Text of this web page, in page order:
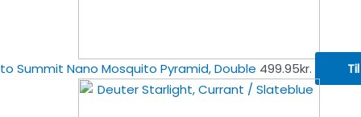
Summit Nano Mosquito Pyramid, Double 499.95kr.